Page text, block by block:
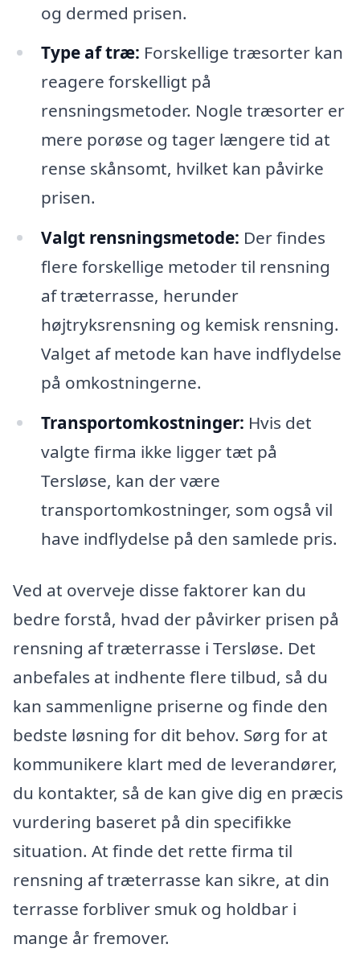
og dermed prisen.
Type af træ: Forskellige træsorter kan
reagere forskelligt på
rensningsmetoder. Nogle træsorter er
mere porøse og tager længere tid at
rense skånsomt, hvilket kan påvirke
prisen.
Valgt rensningsmetode: Der findes
flere forskellige metoder til rensning
af træterrasse, herunder
højtryksrensning og kemisk rensning.
Valget af metode kan have indflydelse
på omkostningerne.
Transportomkostninger: Hvis det
valgte firma ikke ligger tæt på
Tersløse, kan der være
transportomkostninger, som også vil
have indflydelse på den samlede pris.
Ved at overveje disse faktorer kan du
bedre forstå, hvad der påvirker prisen på
rensning af træterrasse i Tersløse. Det
anbefales at indhente flere tilbud, så du
kan sammenligne priserne og finde den
bedste løsning for dit behov. Sørg for at
kommunikere klart med de leverandører,
du kontakter, så de kan give dig en præcis
vurdering baseret på din specifikke
situation. At finde det rette firma til
rensning af træterrasse kan sikre, at din
terrasse forbliver smuk og holdbar i
mange år fremover.